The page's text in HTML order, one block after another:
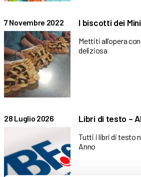
7 Novembre 2022 I biscotti dei
Mettiti all’opera
deliziosa
28 Luglio 2026 Libri di testo –
Tutti i libri di testo
Anno